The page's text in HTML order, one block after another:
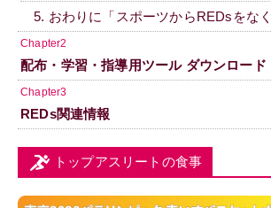
5. おわりに「スポーツからREDsをなく
Chapter2
配布・学習・指導用ツール ダウンロード
Chapter3
REDs関連情報
トップアスリートの食事